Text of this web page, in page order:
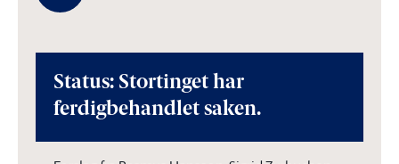
Status: Stortinget har
ferdigbehandlet saken.